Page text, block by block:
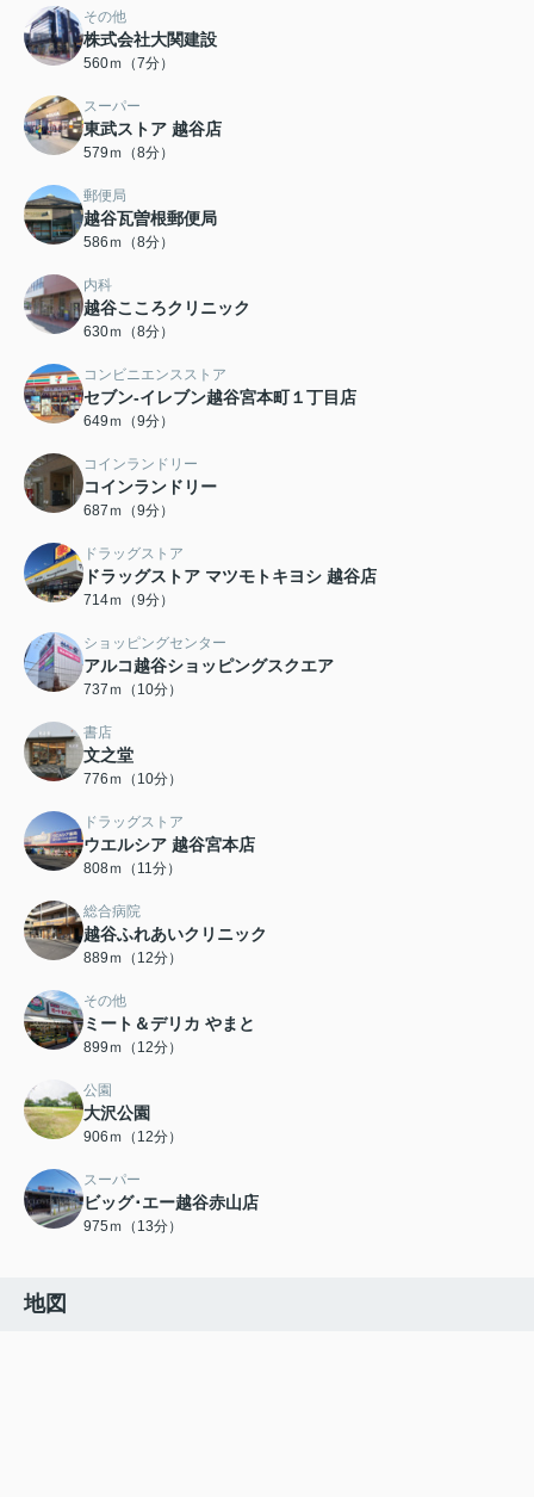
その他
株式会社大関建設
560ｍ（7分）
スーパー
東武ストア 越谷店
579ｍ（8分）
郵便局
越谷瓦曽根郵便局
586ｍ（8分）
内科
越谷こころクリニック
630ｍ（8分）
コンビニエンスストア
セブン-イレブン越谷宮本町１丁目店
649ｍ（9分）
コインランドリー
コインランドリー
687ｍ（9分）
ドラッグストア
ドラッグストア マツモトキヨシ 越谷店
714ｍ（9分）
ショッピングセンター
アルコ越谷ショッピングスクエア
737ｍ（10分）
書店
文之堂
776ｍ（10分）
ドラッグストア
ウエルシア 越谷宮本店
808ｍ（11分）
総合病院
越谷ふれあいクリニック
889ｍ（12分）
その他
ミート＆デリカ やまと
899ｍ（12分）
公園
大沢公園
906ｍ（12分）
スーパー
ビッグ･エー越谷赤山店
975ｍ（13分）
地図